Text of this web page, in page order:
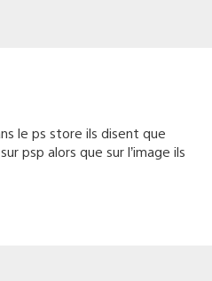
le ps store ils disent que
psp alors que sur l’image ils